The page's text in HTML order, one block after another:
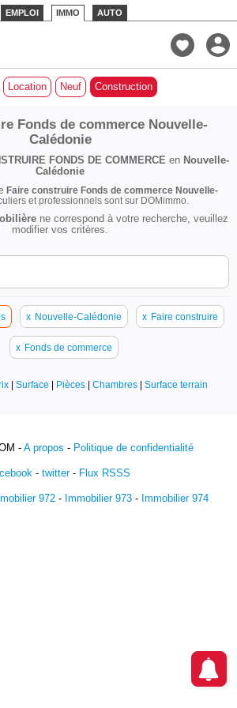
EMPLOI IMMO AUTO
Location Neuf Construction
Fonds de commerce Nouvelle-
Calédonie
FONDS DE COMMERCE en Nouvelle-
Calédonie
Faire construire Fonds de commerce Nouvelle-
et professionnels sont sur DOMimmo.
ne correspond à votre recherche, veuillez
modifier vos critères.
x Nouvelle-Calédonie x Faire construire
x Fonds de commerce
| Surface | Pièces | Chambres | Surface terrain
-A propos - Politique de confidentialité
- twitter- Flux RSSS
972 - Immobilier 973 - Immobilier 974